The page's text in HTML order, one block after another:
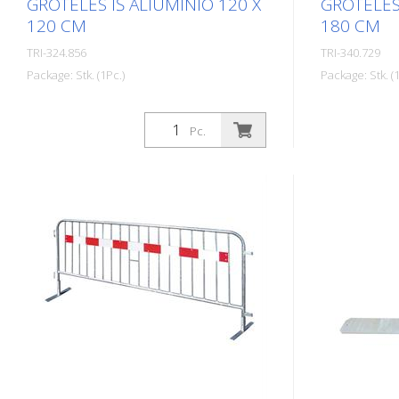
120 CM
TRI-324.856
Package: Stk. (1Pc.)
Triopan aliuminio šulinių užtvaros
idealiai tinka greitam ir matomam
šulinių ar panašių darbų užtvėrimui.
išbandytos žirklinio tinklo
technologijos Triopan šulinių užtvaras
lengva tvarkyti, o transportuojant ir
sandėliuojant jos užima nedaug
vietos. Privalumai: - Idealiai tinka
šulinių darbams - Užima nedaug vietos
sandėliuojant ir transportuojant -
Pc.
180 CM
TRI-340.729
Package: Stk.
Triopan
idealiai
šulinių ar
vietos.
šulinių